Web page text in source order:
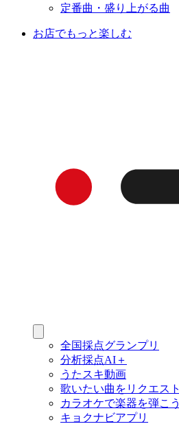
定番曲・盛り上がる曲
お店でもっと楽しむ
全国採点グランプリ
分析採点AI＋
うたスキ動画
歌いたい曲をリクエスト
カラオケで楽器を弾こう
キョクナビアプリ